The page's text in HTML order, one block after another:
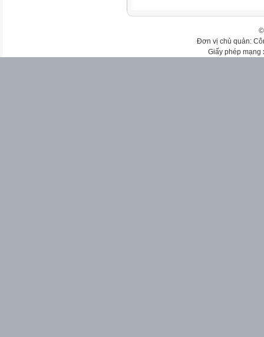
Đơn vị chủ quản:
Giấy phép mạng